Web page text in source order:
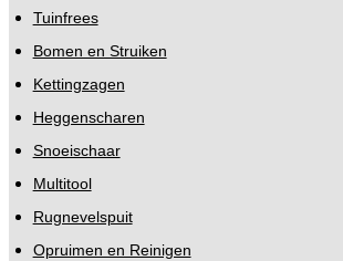
Tuinfrees
Bomen en Struiken
Kettingzagen
Heggenscharen
Snoeischaar
Multitool
Rugnevelspuit
Opruimen en Reinigen